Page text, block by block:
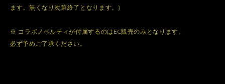
ます。無くなり次第終了となります。)
※ コラボノベルティが付属するのはEC販売のみとなります。
必ず予めご了承ください。